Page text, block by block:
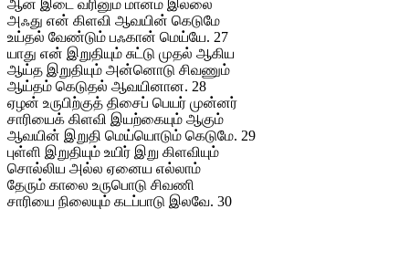
ஆன் இடை வரினும் மானம் இல்லை
அஃது என் கிளவி ஆவயின் கெடுமே
உய்தல் வேண்டும் பஃகான் மெய்யே. 27
யாது என் இறுதியும் சுட்டு முதல் ஆகிய
ஆய்த இறுதியும் அன்னொடு சிவணும்
ஆய்தம் கெடுதல் ஆவயினான. 28
ஏழன் உருபிற்குத் திசைப் பெயர் முன்னர்
சாரியைக் கிளவி இயற்கையும் ஆகும்
ஆவயின் இறுதி மெய்யொடும் கெடுமே. 29
புள்ளி இறுதியும் உயிர் இறு கிளவியும்
சொல்லிய அல்ல ஏனைய எல்லாம்
தேரும் காலை உருபொடு சிவணி
சாரியை நிலையும் கடப்பாடு இலவே. 30